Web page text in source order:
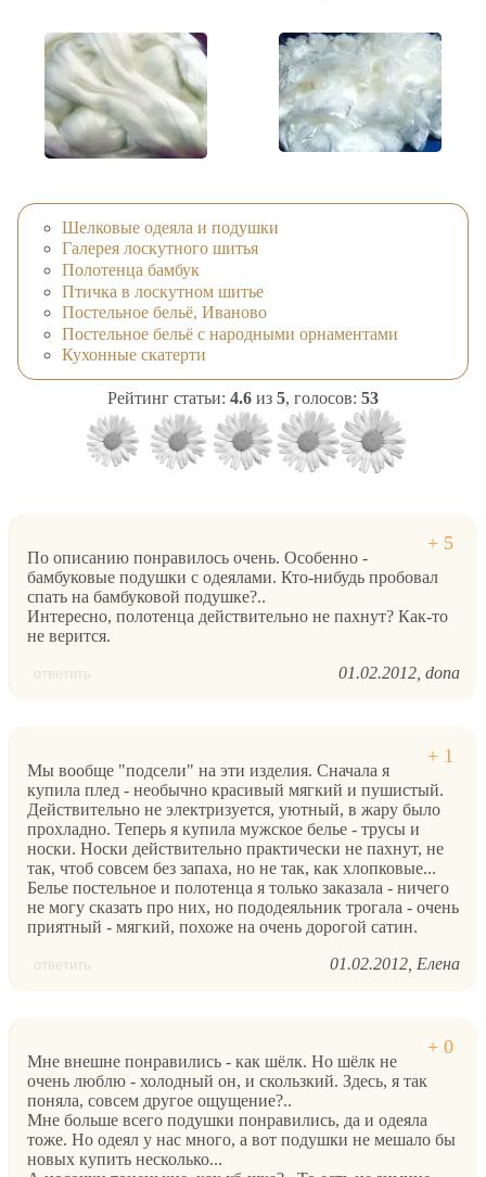
Шелковые одеяла и подушки
Галерея лоскутного шитья
Полотенца бамбук
Птичка в лоскутном шитье
Постельное бельё, Иваново
Постельное бельё с народными орнаментами
Кухонные скатерти
Рейтинг статьи: 4.6 из 5, голосов: 53
По описанию понравилось очень. Особенно -
бамбуковые подушки с одеялами. Кто-нибудь пробовал
спать на бамбуковой подушке?..
Интересно, полотенца действительно не пахнут? Как-то
не верится.
ответить 01.02.2012 dona
Мы вообще "подсели" на эти изделия. Сначала я
купила плед - необычно красивый мягкий и пушистый.
Действительно не электризуется, уютный, в жару было
прохладно. Теперь я купила мужское белье - трусы и
носки. Носки действительно практически не пахнут, не
так, чтоб совсем без запаха, но не так, как хлопковые...
Белье постельное и полотенца я только заказала - ничего
не могу сказать про них, но пододеяльник трогала - очень
приятный - мягкий, похоже на очень дорогой сатин.
ответить 01.02.2012 Елена
Мне внешне понравились - как шёлк. Но шёлк не
очень люблю - холодный он, и скользкий. Здесь, я так
поняла, совсем другое ощущение?..
Мне больше всего подушки понравились, да и одеяла
тоже. Но одеял у нас много, а вот подушки не мешало бы
новых купить несколько...